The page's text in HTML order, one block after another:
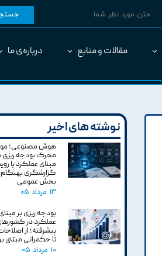
مقالات و منابع درباره‌ی ما
نوشته های اخیر
هوش مصنوعی؛
محرک بودجه ریزی
مبنای عملکرد با
گزارشگری بهنگام
بخش عمومی
۱۳ مرداد ۰۵
بودجه ریزی بر مبنای
عملکرد در
پیشرفته؛ از
تا حکمرانی مبتنی
۱۰ مرداد ۰۵